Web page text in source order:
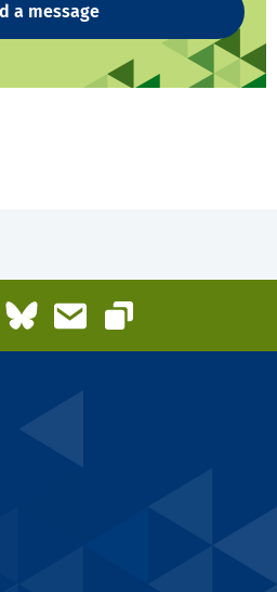
a message
BlueskyEmail
Copy link